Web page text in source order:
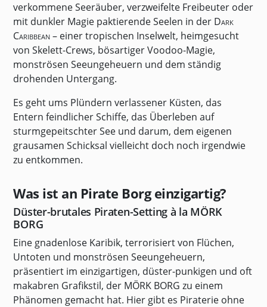
verkommene Seeräuber, verzweifelte Freibeuter oder
mit dunkler Magie paktierende Seelen in der Dark
Caribbean– einer tropischen Inselwelt, heimgesucht
von Skelett-Crews, bösartiger Voodoo-Magie,
monströsen Seeungeheuern und dem ständig
drohenden Untergang.
Es geht ums Plündern verlassener Küsten, das
Entern feindlicher Schiffe, das Überleben auf
sturmgepeitschter See und darum, dem eigenen
grausamen Schicksal vielleicht doch noch irgendwie
zu entkommen.
Was ist an Pirate Borg einzigartig?
Düster-brutales Piraten-Setting à la MÖRK
BORG
Eine gnadenlose Karibik, terrorisiert von Flüchen,
Untoten und monströsen Seeungeheuern,
präsentiert im einzigartigen, düster-punkigen und oft
makabren Grafikstil, der MÖRK BORG zu einem
Phänomen gemacht hat. Hier gibt es Piraterie ohne